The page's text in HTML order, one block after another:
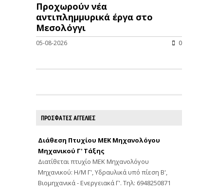
Προχωρούν νέα
αντιπλημμυρικά έργα στο
Μεσολόγγι
05-08-2026 0
ΠΡΟΣΦΑΤΕΣ ΑΓΓΕΛΙΕΣ
Διάθεση Πτυχίου ΜΕΚ Μηχανολόγου
Μηχανικού Γ' Τάξης
Διατίθεται πτυχίο ΜΕΚ Μηχανολόγου
Μηχανικού: Η/Μ Γ', Υδραυλικά υπό πίεση Β',
Βιομηχανικά - Ενεργειακά Γ'. Τηλ: 6948250871